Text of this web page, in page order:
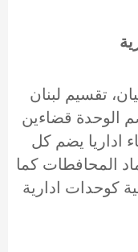
تقسيم لبنان
الوحدة قضاءين
لبنان الى 47 قضاء اداريا يضم كل
المحافطات كما
كوحدات ادارية